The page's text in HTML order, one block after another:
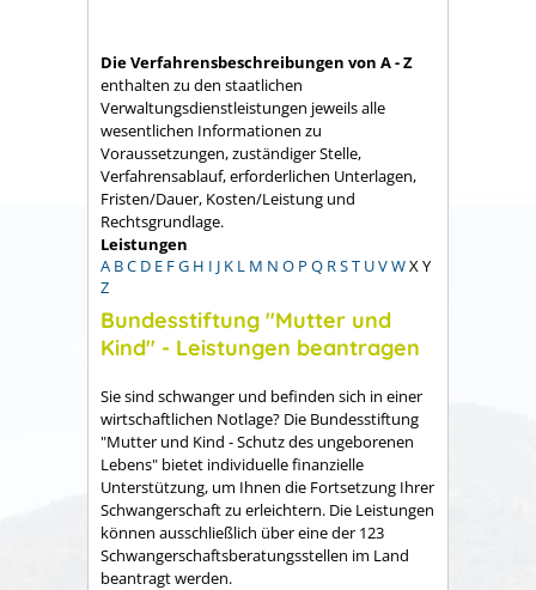
Die Verfahrensbeschreibungen von A - Z
enthalten zu den staatlichen
Verwaltungsdienstleistungen jeweils alle
wesentlichen Informationen zu
Voraussetzungen, zuständiger Stelle,
Verfahrensablauf, erforderlichen Unterlagen,
Fristen/Dauer, Kosten/Leistung und
Rechtsgrundlage.
Leistungen
A BC D E FG H I J K L M N O P Q RST UVWX Y
Z
Bundesstiftung "Mutter und
Kind" - Leistungen beantragen
Sie sind schwanger und befinden sich in einer
wirtschaftlichen Notlage? Die Bundesstiftung
"Mutter und Kind - Schutz des ungeborenen
Lebens" bietet individuelle finanzielle
Unterstützung, um Ihnen die Fortsetzung Ihrer
Schwangerschaft zu erleichtern. Die Leistungen
können ausschließlich über eine der 123
Schwangerschaftsberatungsstellen im Land
beantragt werden.